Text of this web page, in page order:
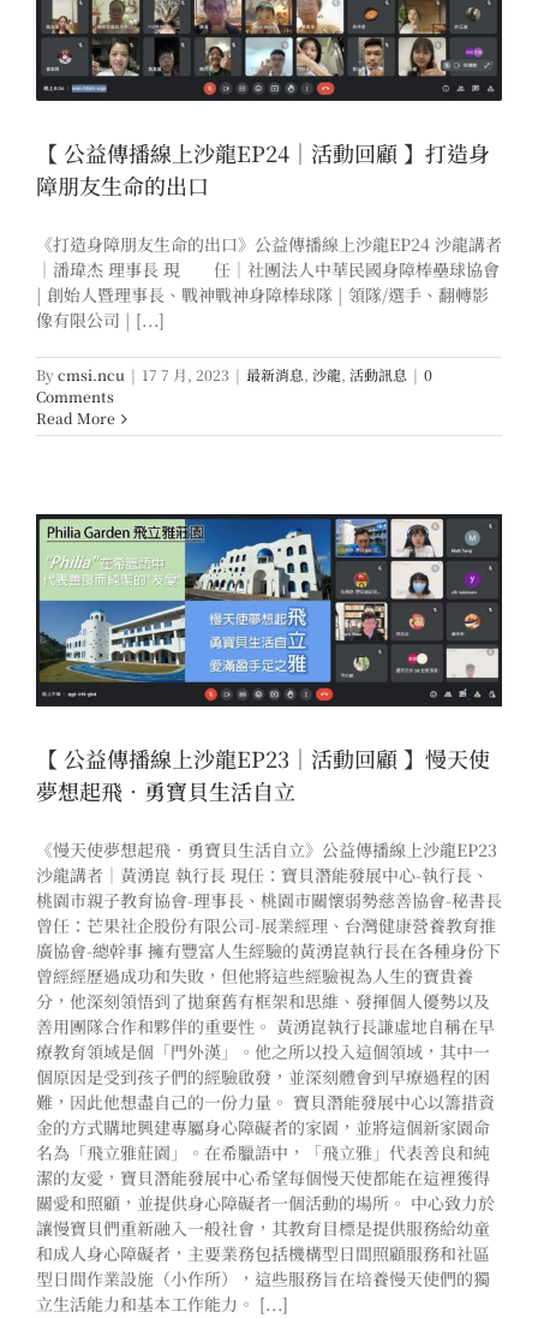
【 公益傳播線上沙龍EP24｜活動回顧 】打造身
障朋友生命的出口
《打造身障朋友生命的出口》公益傳播線上沙龍EP24 沙龍講者
｜潘瑋杰 理事長 現 任｜社團法人中華民國身障棒壘球協會
| 創始人暨理事長、戰神戰神身障棒球隊 | 領隊/選手、翻轉影
像有限公司 | [...]
Bycmsi.ncu | 17 7 月, 2023 | 最新消息, 沙龍, 活動訊息 | 0
Comments
Read More
【 公益傳播線上沙龍EP23｜活動回顧 】慢天使
夢想起飛．勇寶貝生活自立
《慢天使夢想起飛．勇寶貝生活自立》公益傳播線上沙龍EP23
沙龍講者｜黃湧崑 執行長 現任：寶貝潛能發展中心-執行長、
桃園市親子教育協會-理事長、桃園市關懷弱勢慈善協會-秘書長
曾任：芒果社企股份有限公司-展業經理、台灣健康營養教育推
廣協會-總幹事 擁有豐富人生經驗的黃湧崑執行長在各種身份下
曾經經歷過成功和失敗，但他將這些經驗視為人生的寶貴養
分，他深刻領悟到了拋棄舊有框架和思維、發揮個人優勢以及
善用團隊合作和夥伴的重要性。 黃湧崑執行長謙虛地自稱在早
療教育領域是個「門外漢」。他之所以投入這個領域，其中一
個原因是受到孩子們的經驗啟發，並深刻體會到早療過程的困
難，因此他想盡自己的一份力量。 寶貝潛能發展中心以籌措資
金的方式購地興建專屬身心障礙者的家園，並將這個新家園命
名為「飛立雅莊園」。在希臘語中，「飛立雅」代表善良和純
潔的友愛，寶貝潛能發展中心希望每個慢天使都能在這裡獲得
關愛和照顧，並提供身心障礙者一個活動的場所。 中心致力於
讓慢寶貝們重新融入一般社會，其教育目標是提供服務給幼童
和成人身心障礙者，主要業務包括機構型日間照顧服務和社區
型日間作業設施（小作所），這些服務旨在培養慢天使們的獨
立生活能力和基本工作能力。 [...]